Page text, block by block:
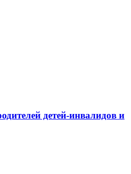
детей-инвалидов и